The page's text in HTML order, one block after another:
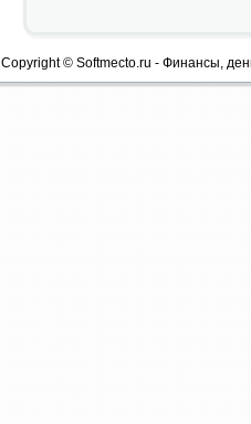
Copyright © Softmecto.ru - Финансы,